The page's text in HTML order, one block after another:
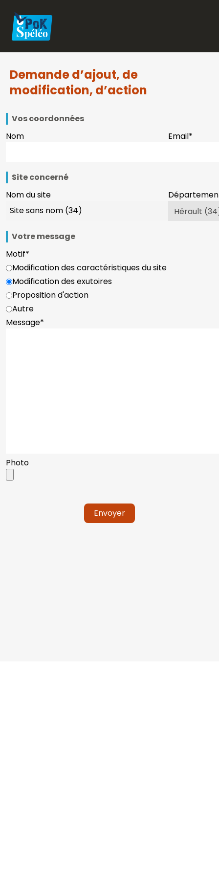
Demande d’ajout, de
modification, d’action
Vos coordonnées
Nom
Email*
Site concerné
Nom du site
Votre message
Motif*
Modification des caractéristiques du site
Modification des exutoires
Proposition d'action
Autre
Message*
Photo